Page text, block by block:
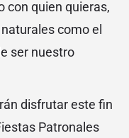
con quien quieras,
como el
ser nuestro
disfrutar este fin
Patronales